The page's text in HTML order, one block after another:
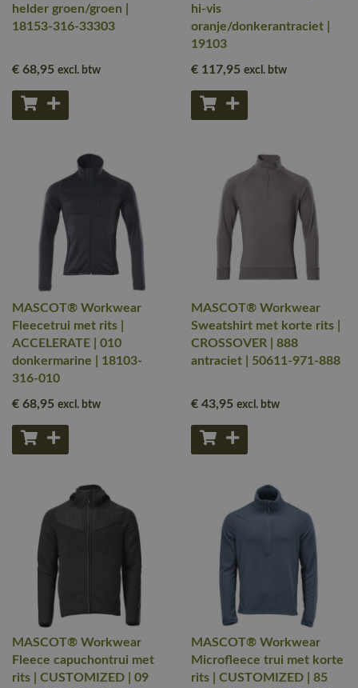
helder groen/groen |
18153-316-33303
€ 68,95 excl. btw
hi-vis
oranje/donkerantraciet |
19103
€ 117,95 excl. btw
MASCOT® Workwear
Fleecetrui met rits |
ACCELERATE | 010
donkermarine | 18103-
316-010
€ 68,95 excl. btw
MASCOT® Workwear
Sweatshirt met korte rits |
CROSSOVER | 888
antraciet | 50611-971-888
€ 43,95 excl. btw
MASCOT® Workwear
Fleece capuchontrui met
rits | CUSTOMIZED | 09
MASCOT® Workwear
Microfleece trui met korte
rits | CUSTOMIZED | 85